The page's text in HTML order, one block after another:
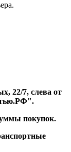
22/7, слева от
покупок.